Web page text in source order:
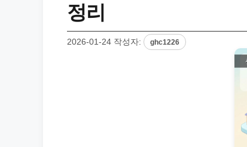
정리
2026-01-24 작성자: ghc1226